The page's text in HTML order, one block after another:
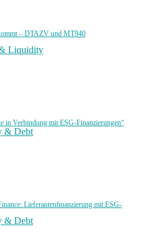
– DTAZV und MT940
Liquidity
in Verbindung mit ESG-Finanzierungen“
& Debt
Lieferantenfinanzierung mit ESG-
& Debt